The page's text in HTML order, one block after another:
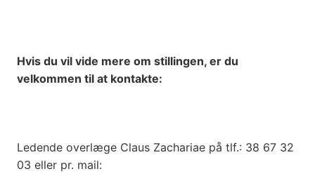
Hvis du vil vide mere om stillingen, er du
velkommen til at kontakte:
Ledende overlæge Claus Zachariae på tlf.: 38 67 32
03 eller pr. mail: